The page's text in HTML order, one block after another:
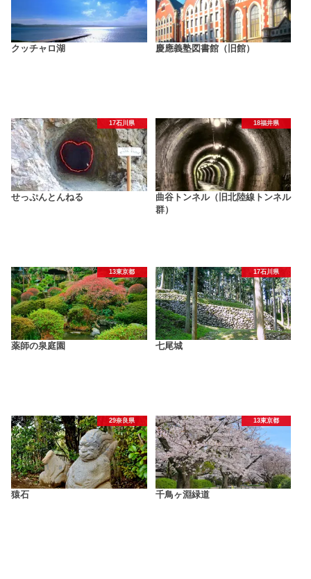
クッチャロ湖 慶應義塾図書館（旧館）
17石川県
せっぷんとんねる
18福井県
曲谷トンネル（旧北陸線トンネル
群）
13東京都
薬師の泉庭園
17石川県
七尾城
29奈良県
猿石
13東京都
千鳥ヶ淵緑道